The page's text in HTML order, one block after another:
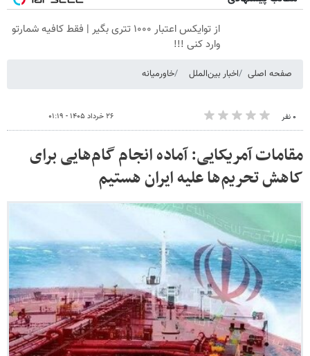
از توایکس اعتبار ۱۰۰۰ تتری بگیر | فقط کافیه شمارتو
وارد کنی !!!
صفحه اصلی اخبار بین‌الملل خاورمیانه
۰ نفر ۲۶ خرداد ۱۴۰۵ - ۰۱:۱۹
مقامات آمریکایی: آماده انجام گام‌هایی برای
کاهش تحریم‌ها علیه ایران هستیم